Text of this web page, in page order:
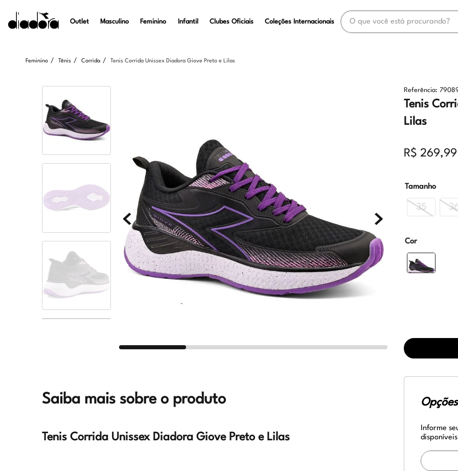
Outlet Masculino Feminino Infantil Clubes Oficiais Coleções Internacionais
O que você está procurando?
Feminino Tênis Corrida Tenis Corrida Unissex Diadora Giove Preto e Lilas
Saiba mais sobre o produto
Tenis Corrida Unissex Diadora Giove Preto e Lilas
Referência:
Tenis
Lilas
R$ 269,99
Tamanho
35
Cor
Informe
disponíveis